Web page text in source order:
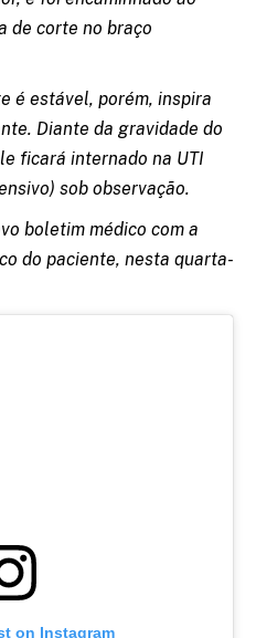
de corte no braço
é estável, porém, inspira
Diante da gravidade do
ficará internado na UTI
sob observação.
boletim médico com a
do paciente, nesta quarta-
on Instagram